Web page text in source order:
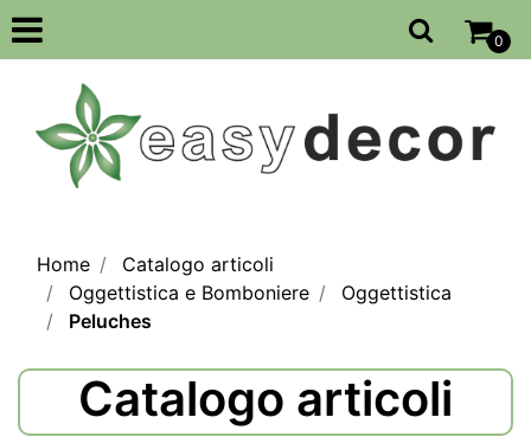
Open
0
Home
Catalogo articoli
Oggettistica e Bomboniere
Oggettistica
Peluches
Catalogo articoli